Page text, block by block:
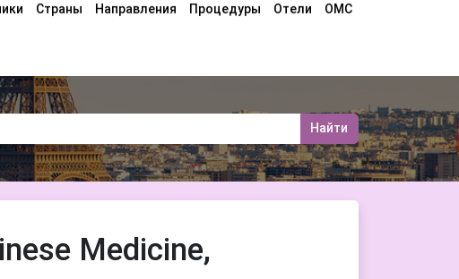
Страны Направления Процедуры Отели ОМС
Найти
Medicine,